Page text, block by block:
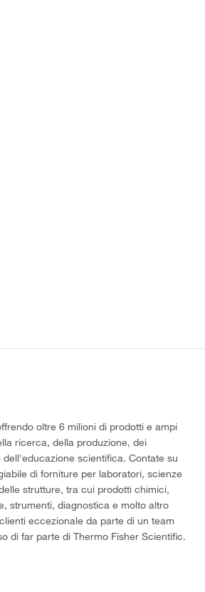
oltre 6 milioni di prodotti e ampi
ricerca, della produzione, dei
scientifica. Contate su
di forniture per laboratori, scienze
strutture, tra cui prodotti chimici,
strumenti, diagnostica e molto altro
eccezionale da parte di un team
di far parte di Thermo Fisher Scientific.